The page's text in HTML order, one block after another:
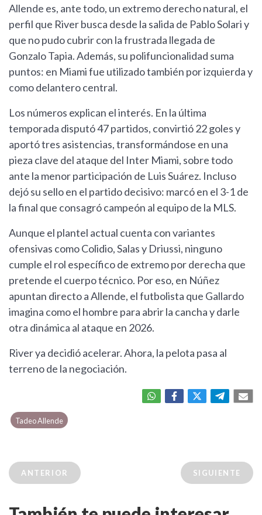
Allende es, ante todo, un extremo derecho natural, el
perfil que River busca desde la salida de Pablo Solari y
que no pudo cubrir con la frustrada llegada de
Gonzalo Tapia. Además, su polifuncionalidad suma
puntos: en Miami fue utilizado también por izquierda y
como delantero central.
Los números explican el interés. En la última
temporada disputó 47 partidos, convirtió 22 goles y
aportó tres asistencias, transformándose en una
pieza clave del ataque del Inter Miami, sobre todo
ante la menor participación de Luis Suárez. Incluso
dejó su sello en el partido decisivo: marcó en el 3-1 de
la final que consagró campeón al equipo de la MLS.
Aunque el plantel actual cuenta con variantes
ofensivas como Colidio, Salas y Driussi, ninguno
cumple el rol específico de extremo por derecha que
pretende el cuerpo técnico. Por eso, en Núñez
apuntan directo a Allende, el futbolista que Gallardo
imagina como el hombre para abrir la cancha y darle
otra dinámica al ataque en 2026.
River ya decidió acelerar. Ahora, la pelota pasa al
terreno de la negociación.
Tadeo Allende
ANTERIOR SIGUIENTE